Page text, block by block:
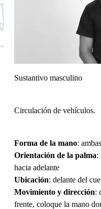
Sustantivo masculino
Circulación de vehículos.
Forma de la mano:
Orientación de la palma:
hacia adelante
Ubicación: delante del
Movimiento y dirección:
frente, coloque la mano